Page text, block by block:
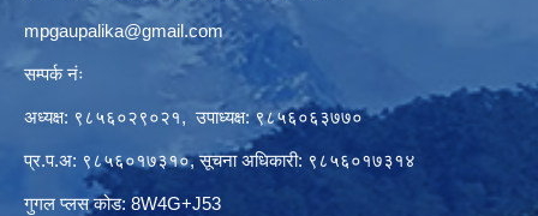
mpgaupalika@gmail.com
सम्पर्क नंः
अध्यक्ष: ९८५६०२९०२१, उपाध्यक्ष: ९८५६०६३७७०
प्र.प.अ: ९८५६०१७३१०, सूचना अधिकारी: ९८५६०१७३१४
गुगल प्लस कोड: 8W4G+J53